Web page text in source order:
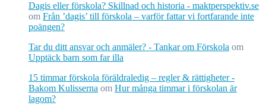
Dagis eller förskola? Skillnad och historia - maktperspektiv.se
om Från ’dagis’ till förskola – varför fattar vi fortfarande inte
poängen?
Tar du ditt ansvar och anmäler? - Tankar om Förskola om
Upptäck barn som far illa
15 timmar förskola föräldraledig – regler & rättigheter -
Bakom Kulisserna om Hur många timmar i förskolan är
lagom?